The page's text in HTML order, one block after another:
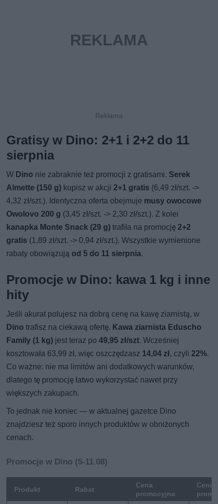
Gratisy w Dino: 2+1 i 2+2 do 11
sierpnia
W Dino nie zabraknie też promocji z gratisami. Serek
Almette (150 g) kupisz w akcji2+1 gratis (6,49 zł/szt. ->
4,32 zł/szt.). Identyczna oferta obejmuje musy owocowe
Owolovo 200 g (3,45 zł/szt. -> 2,30 zł/szt.). Z kolei
kanapka Monte Snack (29 g) trafiła na promocję2+2
gratis (1,89 zł/szt. -> 0,94 zł/szt.). Wszystkie wymienione
rabaty obowiązują od 5 do 11 sierpnia.
Promocje w Dino: kawa 1 kg i inne
hity
Jeśli akurat polujesz na dobrą cenę na kawę ziarnistą, w
Dino trafisz na ciekawą ofertę. Kawa ziarnista Eduscho
Family (1 kg) jest teraz po49,95 zł/szt. Wcześniej
kosztowała 63,99 zł, więc oszczędzasz 14,04 zł, czyli22%.
Co ważne: nie ma limitów ani dodatkowych warunków,
dlatego tę promocję łatwo wykorzystać nawet przy
większych zakupach.
To jednak nie koniec — w aktualnej gazetce Dino
znajdziesz też sporo innych produktów w obniżonych
cenach.
Promocje w Dino (5-11.08)
Produkt Rabat
Cena
promocyjna
Cena